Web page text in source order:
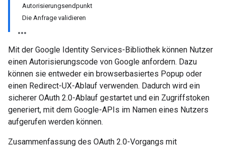
Autorisierungsendpunkt
Die Anfrage validieren
Mit der Google Identity Services-Bibliothek können Nutzer
einen Autorisierungscode von Google anfordern. Dazu
können sie entweder ein browserbasiertes Popup oder
einen Redirect-UX-Ablauf verwenden. Dadurch wird ein
sicherer OAuth 2.0-Ablauf gestartet und ein Zugriffstoken
generiert, mit dem Google-APIs im Namen eines Nutzers
aufgerufen werden können.
Zusammenfassung des OAuth 2.0-Vorgangs mit